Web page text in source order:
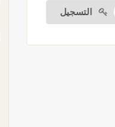
التسجيل